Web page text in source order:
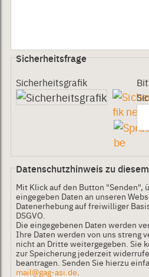
Sicherheitsfrage
Sicherheitsgrafik
Datenschutzhinweis zu
Mit Klick auf den Button "Senden",
eingegeben Daten an unseren
Datenerhebung auf freiwilliger
DSGVO.
Die eingegebenen Daten werden
Ihre Daten werden von uns streng
nicht an Dritte weitergegeben. Sie
zur Speicherung jederzeit
beantragen. Senden Sie hierzu
mail@gag-asi.de